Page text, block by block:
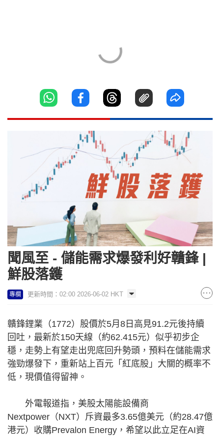
聞風至 - 儲能需求爆發利好贛鋒 |
鮮股落鑊
專欄 更新時間：02:00 2026-06-02 HKT
贛鋒鋰業（1772）股價於5月8日高見91.2元後持續
回吐，最新於150天線（約62.415元）似乎初步企
穩，走勢上有望走出兜底回升勢頭，預料在儲能需求
強勁爆發下，重新站上百元「紅底股」大關的概率不
低，現價值得留神。
外電報道指，美股太陽能設備商
Nextpower（NXT）斥資最多3.65億美元（約28.47億
港元）收購Prevalon Energy，希望以此立足在AI資